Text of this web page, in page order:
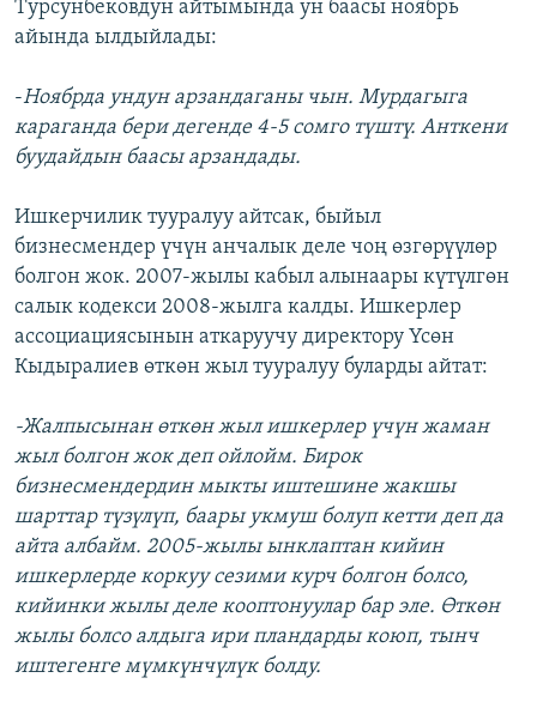
Турсунбековдун айтымында ун баасы ноябрь
айында ылдыйлады:
-Ноябрда ундун арзандаганы чын. Мурдагыга
караганда бери дегенде 4-5 сомго түштү. Анткени
буудайдын баасы арзандады.
Ишкерчилик тууралуу айтсак, быйыл
бизнесмендер үчүн анчалык деле чоң өзгөрүүлөр
болгон жок. 2007-жылы кабыл алынаары күтүлгөн
салык кодекси 2008-жылга калды. Ишкерлер
ассоциациясынын аткаруучу директору Үсөн
Кыдыралиев өткөн жыл тууралуу буларды айтат:
-Жалпысынан өткөн жыл ишкерлер үчүн жаман
жыл болгон жок деп ойлойм. Бирок
бизнесмендердин мыкты иштешине жакшы
шарттар түзүлүп, баары укмуш болуп кетти деп да
айта албайм. 2005-жылы ынклаптан кийин
ишкерлерде коркуу сезими курч болгон болсо,
кийинки жылы деле кооптонуулар бар эле. Өткөн
жылы болсо алдыга ири пландарды коюп, тынч
иштегенге мүмкүнчүлүк болду.